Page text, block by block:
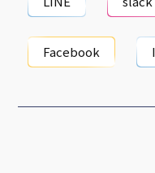
Facebook